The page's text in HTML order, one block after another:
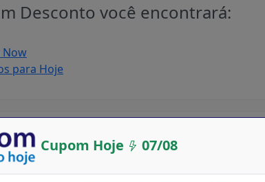
Cupom Hoje 07/08
Desconto você encontrará:
Now
para Hoje
?
é muito simples: